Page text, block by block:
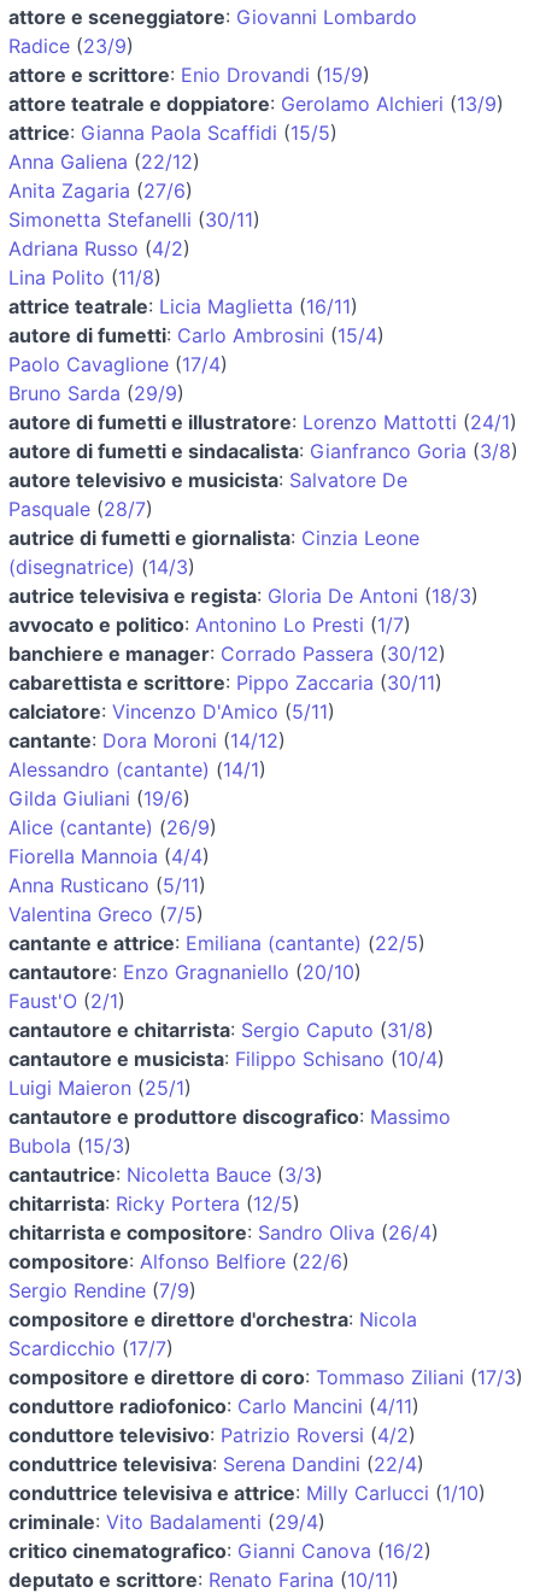
attore e sceneggiatore: Giovanni Lombardo
Radice (23/9)
attore e scrittore: Enio Drovandi (15/9)
attore teatrale e doppiatore: Gerolamo Alchieri (13/9)
attrice: Gianna Paola Scaffidi (15/5)
Anna Galiena (22/12)
Anita Zagaria (27/6)
Simonetta Stefanelli (30/11)
Adriana Russo (4/2)
Lina Polito (11/8)
attrice teatrale: Licia Maglietta (16/11)
autore di fumetti: Carlo Ambrosini (15/4)
Paolo Cavaglione (17/4)
Bruno Sarda (29/9)
autore di fumetti e illustratore: Lorenzo Mattotti (24/1)
autore di fumetti e sindacalista: Gianfranco Goria (3/8)
autore televisivo e musicista: Salvatore De
Pasquale (28/7)
autrice di fumetti e giornalista: Cinzia Leone
(disegnatrice) (14/3)
autrice televisiva e regista: Gloria De Antoni (18/3)
avvocato e politico: Antonino Lo Presti (1/7)
banchiere e manager: Corrado Passera (30/12)
cabarettista e scrittore: Pippo Zaccaria (30/11)
calciatore: Vincenzo D'Amico (5/11)
cantante: Dora Moroni (14/12)
Alessandro (cantante) (14/1)
Gilda Giuliani (19/6)
Alice (cantante) (26/9)
Fiorella Mannoia (4/4)
Anna Rusticano (5/11)
Valentina Greco (7/5)
cantante e attrice: Emiliana (cantante) (22/5)
cantautore: Enzo Gragnaniello (20/10)
Faust'O (2/1)
cantautore e chitarrista: Sergio Caputo (31/8)
cantautore e musicista: Filippo Schisano (10/4)
Luigi Maieron (25/1)
cantautore e produttore discografico: Massimo
Bubola (15/3)
cantautrice: Nicoletta Bauce (3/3)
chitarrista: Ricky Portera (12/5)
chitarrista e compositore: Sandro Oliva (26/4)
compositore: Alfonso Belfiore (22/6)
Sergio Rendine (7/9)
compositore e direttore d'orchestra: Nicola
Scardicchio (17/7)
compositore e direttore di coro: Tommaso Ziliani (17/3)
conduttore radiofonico: Carlo Mancini (4/11)
conduttore televisivo: Patrizio Roversi (4/2)
conduttrice televisiva: Serena Dandini (22/4)
conduttrice televisiva e attrice: Milly Carlucci (1/10)
criminale: Vito Badalamenti (29/4)
critico cinematografico: Gianni Canova (16/2)
deputato e scrittore: Renato Farina (10/11)